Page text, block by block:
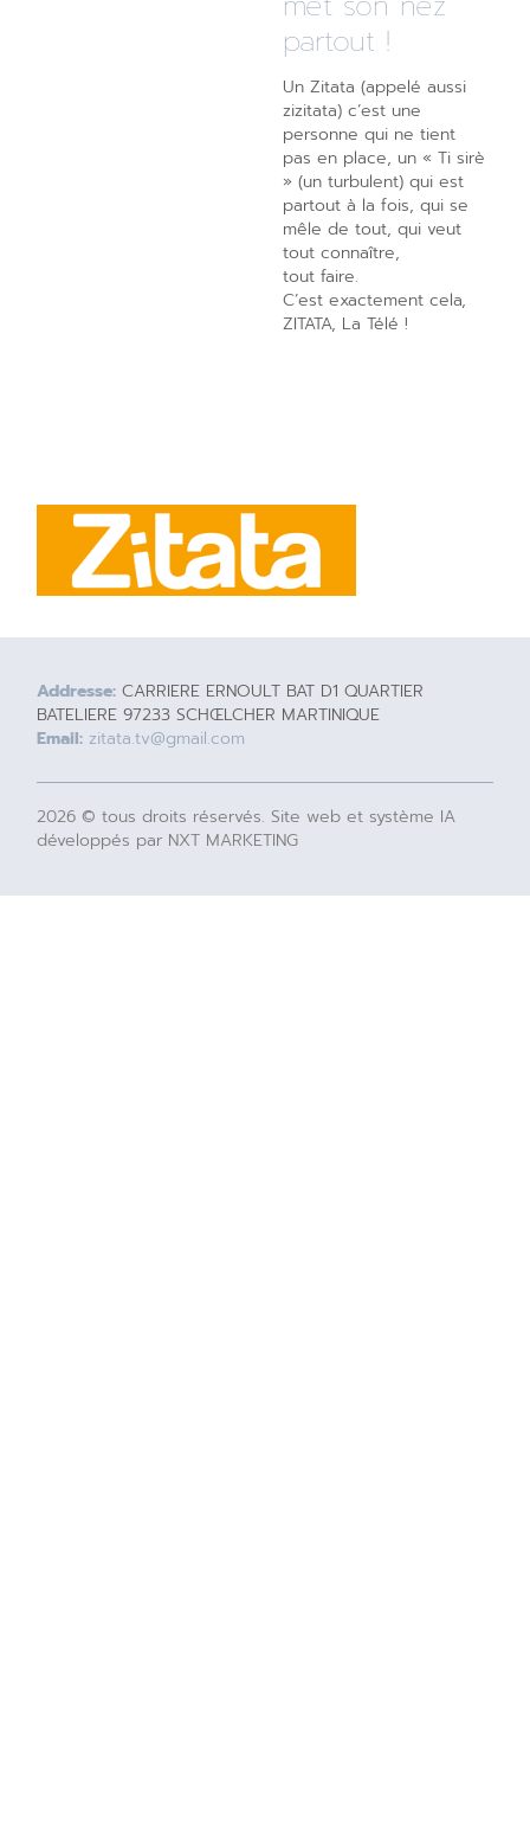
partout !
Un Zitata (appelé aussi
zizitata) c’est une
personne qui ne tient
pas en place, un « Ti sirè
» (un turbulent) qui est
partout à la fois, qui se
mêle de tout, qui veut
tout connaître,
tout faire.
C’est exactement cela,
ZITATA, La Télé !
Addresse: CARRIERE ERNOULT BAT D1 QUARTIER
BATELIERE 97233 SCHŒLCHER MARTINIQUE
Email: zitata.tv@gmail.com
2026 © tous droits réservés. Site web et système IA
développés par NXT MARKETING